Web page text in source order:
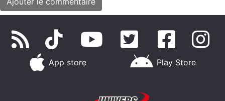
App store Play Store